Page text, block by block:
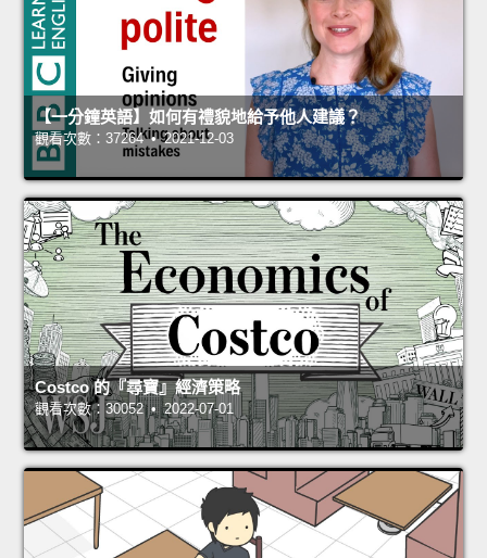
【一分鐘英語】如何有禮貌地給予他人建議？
觀看次數：37264 • 2021-12-03
Costco 的『尋寶』經濟策略
觀看次數：30052 • 2022-07-01